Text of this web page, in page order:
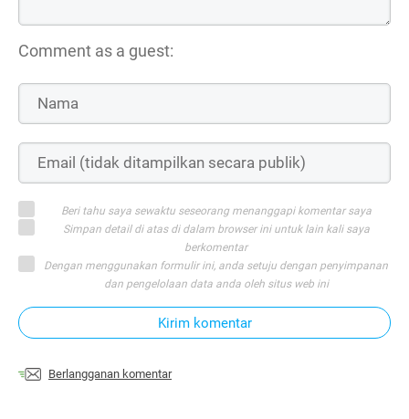
Comment as a guest:
Beri tahu saya sewaktu seseorang menanggapi komentar saya
Simpan detail di atas di dalam browser ini untuk lain kali saya
berkomentar
Dengan menggunakan formulir ini, anda setuju dengan penyimpanan
dan pengelolaan data anda oleh situs web ini
Kirim komentar
Berlangganan komentar